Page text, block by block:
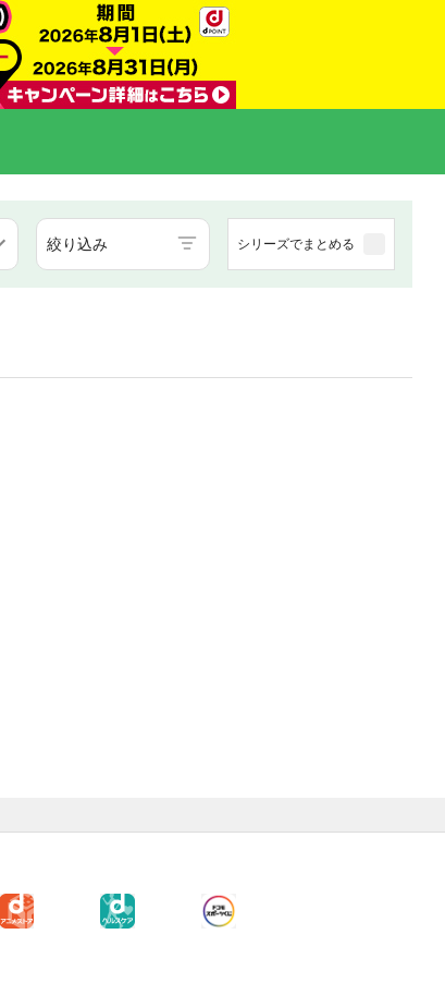
絞り込み シリーズでまとめる